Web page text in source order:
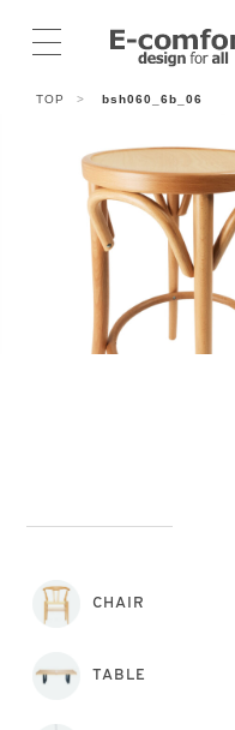
TOP > bsh060_6b_06
CHAIR
TABLE